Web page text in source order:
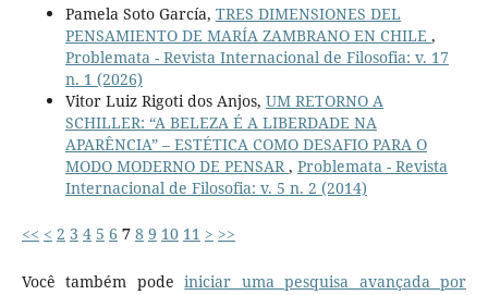
Pamela Soto García, TRES DIMENSIONES DEL
PENSAMIENTO DE MARÍA ZAMBRANO EN CHILE ,
Problemata - Revista Internacional de Filosofia: v. 17
n. 1 (2026)
Vitor Luiz Rigoti dos Anjos, UM RETORNO A
SCHILLER: “A BELEZA É A LIBERDADE NA
APARÊNCIA” – ESTÉTICA COMO DESAFIO PARA O
MODO MODERNO DE PENSAR , Problemata - Revista
Internacional de Filosofia: v. 5 n. 2 (2014)
<< < 2 3 4 5 6 7 8 9 10 11 > >>
Você também podeiniciar uma pesquisa avançada por